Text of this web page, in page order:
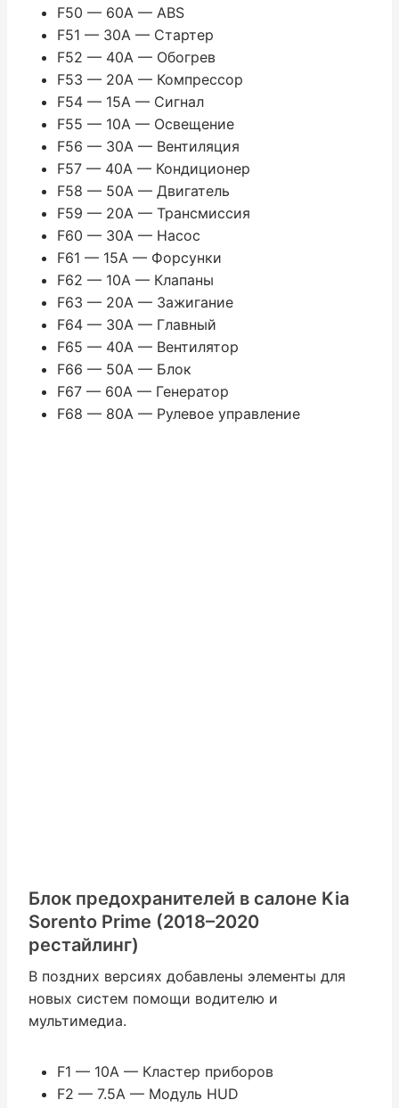
F50 — 60A — ABS
F51 — 30A — Стартер
F52 — 40A — Обогрев
F53 — 20A — Компрессор
F54 — 15A — Сигнал
F55 — 10A — Освещение
F56 — 30A — Вентиляция
F57 — 40A — Кондиционер
F58 — 50A — Двигатель
F59 — 20A — Трансмиссия
F60 — 30A — Насос
F61 — 15A — Форсунки
F62 — 10A — Клапаны
F63 — 20A — Зажигание
F64 — 30A — Главный
F65 — 40A — Вентилятор
F66 — 50A — Блок
F67 — 60A — Генератор
F68 — 80A — Рулевое управление
Блок предохранителей в салоне Kia
Sorento Prime (2018–2020
рестайлинг)
В поздних версиях добавлены элементы для
новых систем помощи водителю и
мультимедиа.
F1 — 10A — Кластер приборов
F2 — 7.5A — Модуль HUD